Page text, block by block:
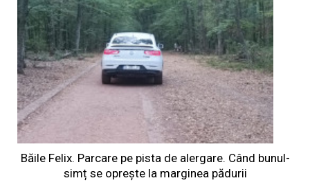
Băile Felix. Parcare pe pista de alergare. Când bunul-
simț se oprește la marginea pădurii